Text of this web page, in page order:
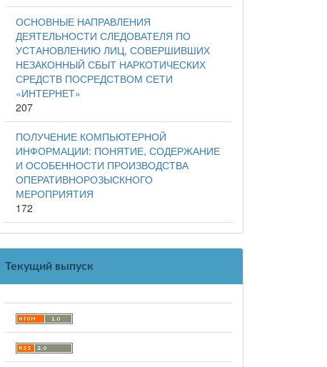
ОСНОВНЫЕ НАПРАВЛЕНИЯ
ДЕЯТЕЛЬНОСТИ СЛЕДОВАТЕЛЯ ПО
УСТАНОВЛЕНИЮ ЛИЦ, СОВЕРШИВШИХ
НЕЗАКОННЫЙ СБЫТ НАРКОТИЧЕСКИХ
СРЕДСТВ ПОСРЕДСТВОМ СЕТИ
«ИНТЕРНЕТ»
207
ПОЛУЧЕНИЕ КОМПЬЮТЕРНОЙ
ИНФОРМАЦИИ: ПОНЯТИЕ, СОДЕРЖАНИЕ
И ОСОБЕННОСТИ ПРОИЗВОДСТВА
ОПЕРАТИВНОРОЗЫСКНОГО
МЕРОПРИЯТИЯ
172
Текущий выпуск